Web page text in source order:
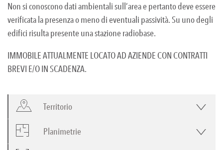
Non si conoscono dati ambientali sull’area e pertanto deve essere
verificata la presenza o meno di eventuali passività. Su uno degli
edifici risulta presente una stazione radiobase.
IMMOBILE ATTUALMENTE LOCATO AD AZIENDE CON CONTRATTI
BREVI E/O IN SCADENZA.
Territorio
Planimetrie